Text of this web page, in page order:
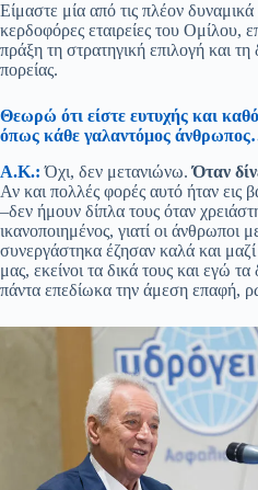
Είμαστε μία από τις πλέον
κερδοφόρες εταιρείες του Ομίλου,
πράξη τη στρατηγική επιλογή και τη
πορείας.
Θεωρώ ότι είστε ευτυχής και
όπως κάθε γαλαντόμος
Α.Κ.:Όχι, δεν μετανιώνω.Όταν
Αν και πολλές φορές αυτό ήταν εις
–δεν ήμουν δίπλα τους όταν
ικανοποιημένος, γιατί οι άνθρωποι
συνεργάστηκα έζησαν καλά και
μας, εκείνοι τα δικά τους και εγώ
πάντα επεδίωκα την άμεση επαφή,